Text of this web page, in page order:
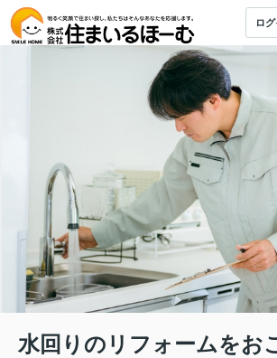
ロ
水回りのリフォームをお